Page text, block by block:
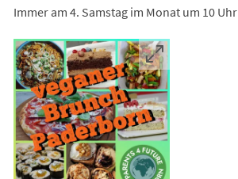
Immer am 4. Samstag im Monat um 10 Uhr